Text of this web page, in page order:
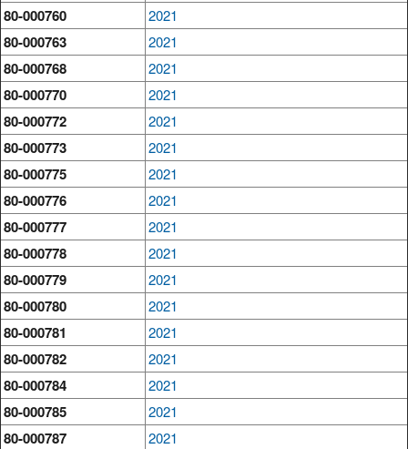
80-000760 2021
80-000763 2021
80-000768 2021
80-000770 2021
80-000772 2021
80-000773 2021
80-000775 2021
80-000776 2021
80-000777 2021
80-000778 2021
80-000779 2021
80-000780 2021
80-000781 2021
80-000782 2021
80-000784 2021
80-000785 2021
80-000787 2021